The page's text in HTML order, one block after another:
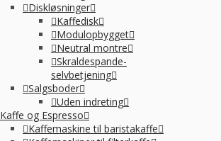
Diskløsninger
Kaffedisk
Modulopbygget
Neutral montre
Skraldespande-
selvbetjening
Salgsboder
Uden indreting
Kaffe og Espresso
Kaffemaskine til baristakaffe